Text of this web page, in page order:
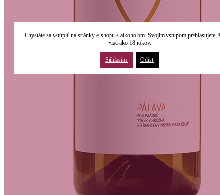
Chystáte sa vstúpiť na stránky e-shopu s alkoholom. Svojim vstupom prehlasujete,
viac ako 18 rokov.
Súhlasím Odísť